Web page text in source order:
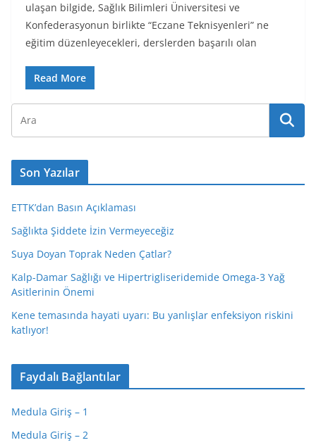
ulaşan bilgide, Sağlık Bilimleri Üniversitesi ve
Konfederasyonun birlikte “Eczane Teknisyenleri” ne
eğitim düzenleyecekleri, derslerden başarılı olan
Read More
Son Yazılar
ETTK’dan Basın Açıklaması
Sağlıkta Şiddete İzin Vermeyeceğiz
Suya Doyan Toprak Neden Çatlar?
Kalp-Damar Sağlığı ve Hipertrigliseridemide Omega-3 Yağ
Asitlerinin Önemi
Kene temasında hayati uyarı: Bu yanlışlar enfeksiyon riskini
katlıyor!
Faydalı Bağlantılar
Medula Giriş – 1
Medula Giriş – 2